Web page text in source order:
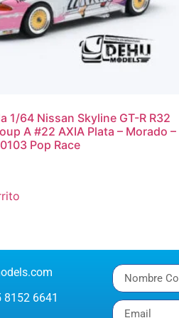
1/64 Nissan Skyline GT-R R32
A #22 AXIA Plata – Morado –
Pop Race
8152 6641